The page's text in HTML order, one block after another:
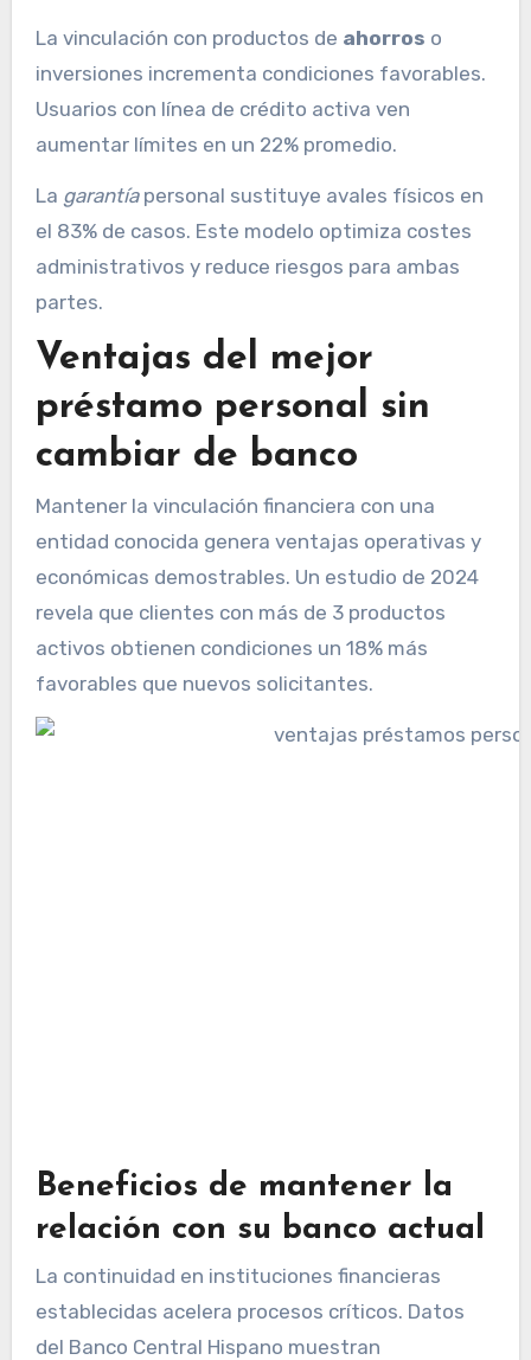
La vinculación con productos de ahorros o
inversiones incrementa condiciones favorables.
Usuarios con línea de crédito activa ven
aumentar límites en un 22% promedio.
La garantíapersonal sustituye avales físicos en
el 83% de casos. Este modelo optimiza costes
administrativos y reduce riesgos para ambas
partes.
Ventajas del mejor
préstamo personal sin
cambiar de banco
Mantener la vinculación financiera con una
entidad conocida genera ventajas operativas y
económicas demostrables. Un estudio de 2024
revela que clientes con más de 3 productos
activos obtienen condiciones un 18% más
favorables que nuevos solicitantes.
Beneficios de mantener la
relación con su banco actual
La continuidad en instituciones financieras
establecidas acelera procesos críticos. Datos
del Banco Central Hispano muestran